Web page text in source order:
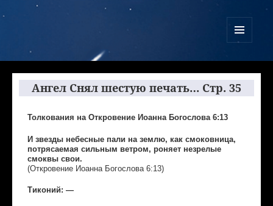
Ангел Снял шестую печать… Стр. 35
Толкования на Откровение Иоанна Богослова 6:13
И звезды небесные пали на землю, как смоковница,
потрясаемая сильным ветром, роняет незрелые
смоквы свои.
(Откровение Иоанна Богослова 6:13)
Тиконий: —